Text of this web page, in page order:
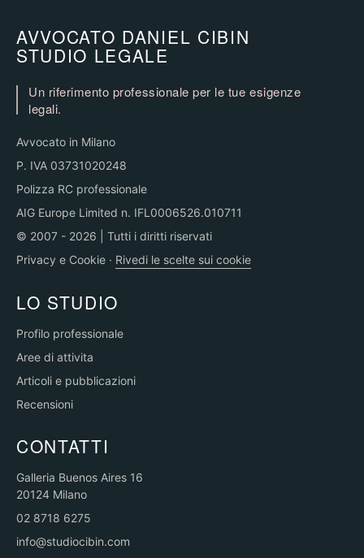
AVVOCATO DANIEL CIBIN
STUDIO LEGALE
Un riferimento professionale per le tue esigenze
legali.
Avvocato in Milano
P. IVA 03731020248
Polizza RC professionale
AIG Europe Limited n. IFL0006526.010711
© 2007 - 2026 | Tutti i diritti riservati
Privacy e Cookie · Rivedi le scelte sui cookie
LO STUDIO
Profilo professionale
Aree di attivita
Articoli e pubblicazioni
Recensioni
CONTATTI
Galleria Buenos Aires 16
20124 Milano
02 8718 6275
info@studiocibin.com